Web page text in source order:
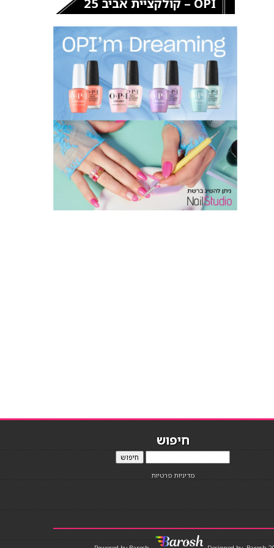
OPI – קולקציית אביב 25
חיפוש
חיפוש
מדיניות פרטיות